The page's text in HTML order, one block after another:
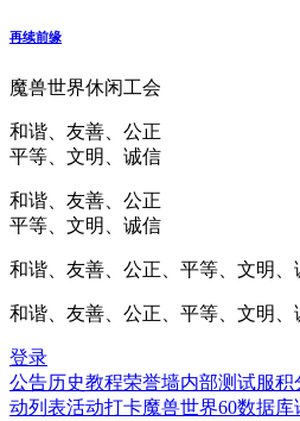
再续前缘
魔兽世界休闲工会
和谐、友善、公正
平等、文明、诚信
和谐、友善、公正
平等、文明、诚信
和谐、友善、公正、平等、文明、
和谐、友善、公正、平等、文明、
登录
公告历史教程荣誉墙内部测试服积
动列表活动打卡魔兽世界60数据库